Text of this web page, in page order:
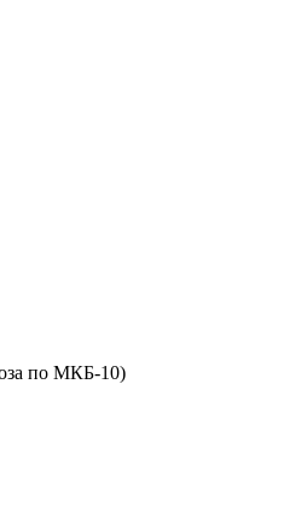
по МКБ-10)